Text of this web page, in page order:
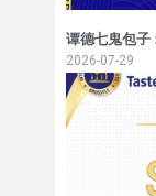
谭德七鬼包子
2026-07-29